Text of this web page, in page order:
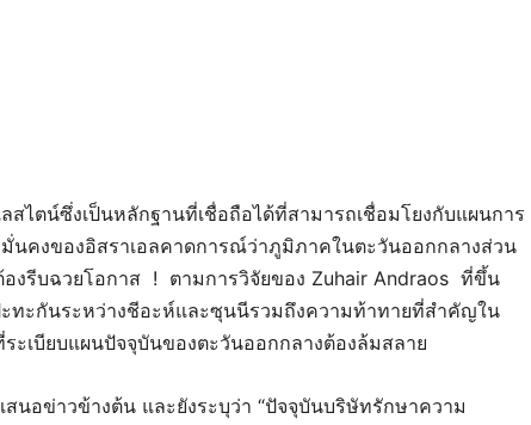
สไตน์ซึ่งเป็นหลักฐานที่เชื่อถือได้ที่สามารถเชื่อมโยงกับแผนการ
นคงของอิสราเอลคาดการณ์ว่าภูมิภาคในตะวันออกกลางส่วน
งรีบฉวยโอกาส ! ตามการวิจัยของ Zuhair Andraos ที่ขึ้น
ทะกันระหว่างชีอะห์และซุนนีรวมถึงความท้าทายที่สำคัญใน
ะเบียบแผนปัจจุบันของตะวันออกกลางต้องล้มสลาย
สนอข่าวข้างต้น และยังระบุว่า “ปัจจุบันบริษัทรักษาความ